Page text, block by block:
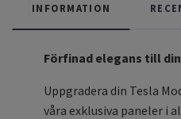
INFORMATION
Förfinad elegans till din
Uppgradera din Tesla
våra exklusiva paneler i